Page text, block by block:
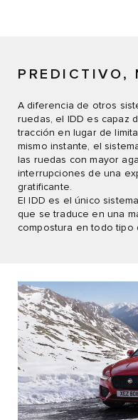
PREDICTIVO,
A diferencia de otros
ruedas, el IDD es capaz
tracción en lugar de
mismo instante, el
las ruedas con mayor
interrupciones de una
gratificante.
El IDD es el único
que se traduce en una
compostura en todo tipo